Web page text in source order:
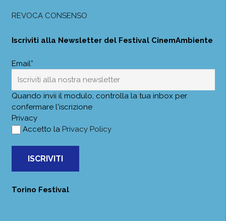
REVOCA CONSENSO
Iscriviti alla Newsletter del Festival CinemAmbiente
Email*
Quando invii il modulo, controlla la tua inbox per
confermare l'iscrizione
Privacy
Accetto la Privacy Policy
ISCRIVITI
Torino Festival